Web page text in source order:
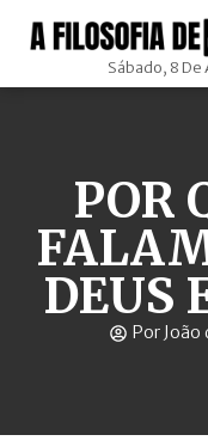
Sábado, 8
POR
DEUS
Por João